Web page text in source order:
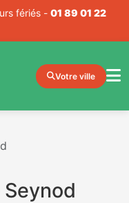
fériés - 01 89 01 22
Votre ville